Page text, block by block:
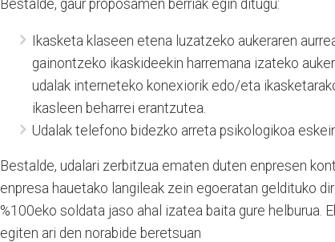
Bestalde, gaur proposamen berriak egin ditugu:
Ikasketa klaseen etena luzatzeko aukeraren
gainontzeko ikaskideekin harremana izateko
udalak interneteko konexiorik edo/eta
ikasleen beharrei erantzutea.
Udalak telefono bidezko arreta psikologikoa
Bestalde, udalari zerbitzua ematen duten enpresen
enpresa hauetako langileak zein egoeratan geldituko
%100eko soldata jaso ahal izatea baita gure helburua.
egiten ari den norabide beretsuan